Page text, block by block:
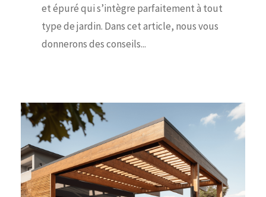
et épuré qui s’intègre parfaitement à tout
type de jardin. Dans cet article, nous vous
donnerons des conseils...